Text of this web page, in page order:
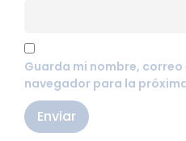
Guarda mi nombre,
navegador para la